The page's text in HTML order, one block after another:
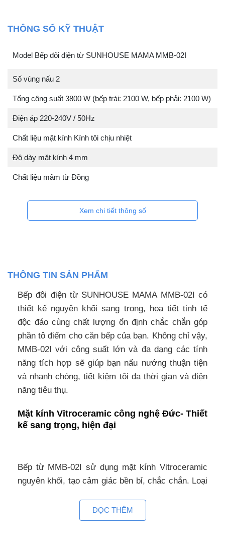
THÔNG SỐ KỸ THUẬT
Model Bếp đôi điện từ SUNHOUSE MAMA MMB-02I
Số vùng nấu 2
Tổng công suất 3800 W (bếp trái: 2100 W, bếp phải: 2100 W)
Điện áp 220-240V / 50Hz
Chất liệu mặt kính Kính tôi chịu nhiệt
Độ dày mặt kính 4 mm
Chất liệu mâm từ Đồng
Xem chi tiết thông số
THÔNG TIN SẢN PHẨM
Bếp đôi điện từ SUNHOUSE MAMA MMB-02I có
thiết kế nguyên khối sang trọng, họa tiết tinh tế
độc đáo cùng chất lượng ổn định chắc chắn góp
phần tô điểm cho căn bếp của bạn. Không chỉ vậy,
MMB-02I với công suất lớn và đa dạng các tính
năng tích hợp sẽ giúp bạn nấu nướng thuận tiện
và nhanh chóng, tiết kiệm tôi đa thời gian và điện
năng tiêu thụ.
Mặt kính Vitroceramic công nghệ Đức- Thiết
kế sang trọng, hiện đại
Bếp từ MMB-02I sử dụng mặt kính Vitroceramic
nguyên khối, tạo cảm giác bền bỉ, chắc chắn. Loại
nhiệt lên đến 600 độ C, khó bị nứt vỡ, trầy xước ở
điều kiện nhiệt độ thường. Một ưu điểm nữa của
ĐỌC THÊM